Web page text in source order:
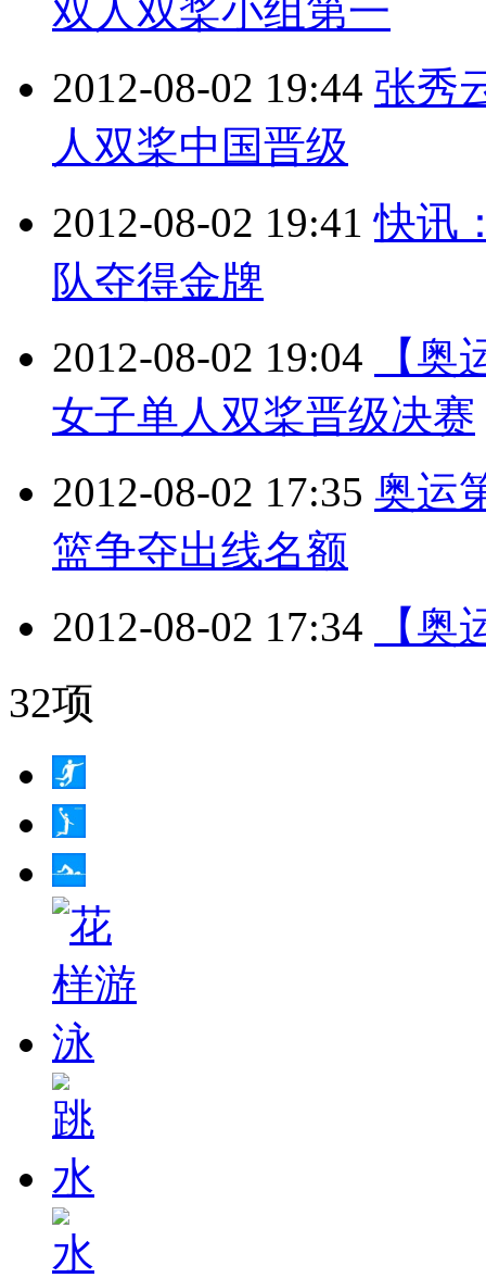
双人双桨小组第一
2012-08-02 19:44 张秀
人双桨中国晋级
2012-08-02 19:41 快讯
队夺得金牌
2012-08-02 19:04
【
女子单人双桨晋级决赛
2012-08-02 17:35 奥运
篮争夺出线名额
2012-08-02 17:34
【
32项